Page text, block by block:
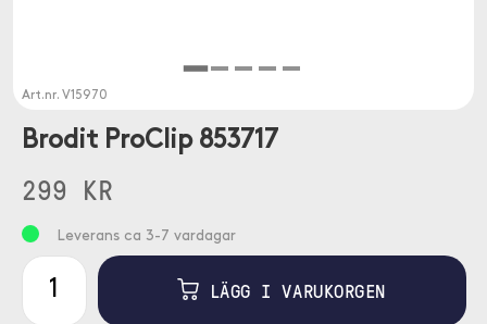
Art.nr. V15970
Brodit ProClip 853717
299 KR
Leverans ca 3-7 vardagar
LÄGG I VARUKORGEN